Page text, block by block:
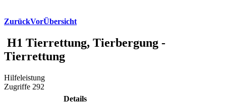
ZurückVorÜbersicht
H1 Tierrettung, Tierbergung -
Tierrettung
Hilfeleistung
Zugriffe 292
Details